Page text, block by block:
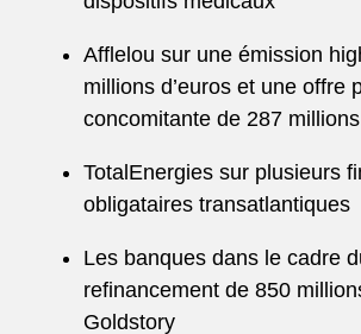
Afflelou sur une émission
millions d’euros et une offre
concomitante de 287 millions
TotalEnergies sur plusieurs
obligataires transatlantiques
Les banques dans le cadre
refinancement de 850
Goldstory